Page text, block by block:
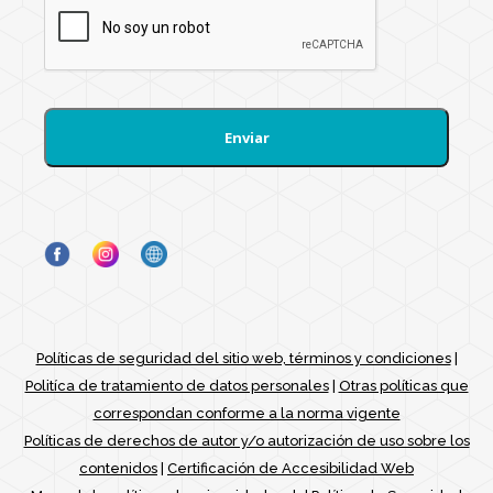
Políticas de seguridad del sitio web, términos y condiciones|
Politíca de tratamiento de datos personales| Otras políticas que
correspondan conforme a la norma vigente
Políticas de derechos de autor y/o autorización de uso sobre los
contenidos Certificación de Accesibilidad Web